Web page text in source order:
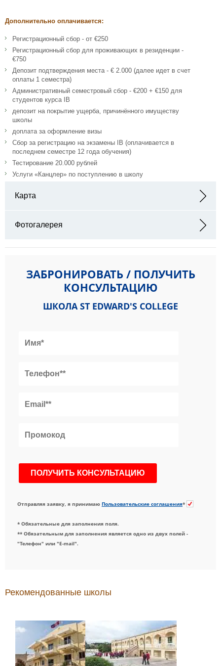
Дополнительно оплачивается:
Регистрационный сбор - от €250
Регистрационный сбор для проживающих в резиденции -
€750
Депозит подтверждения места - € 2.000 (далее идет в счет
оплаты 1 семестра)
Административный семестровый сбор - €200 + €150 для
студентов курса IB
депозит на покрытие ущерба, причинённого имуществу
школы
доплата за оформление визы
Сбор за регистрацию на экзамены IB (оплачивается в
последнем семестре 12 года обучения)
Тестирование 20.000 рублей
Услуги «Канцлер» по поступлению в школу
Карта
Фотогалерея
ЗАБРОНИРОВАТЬ / ПОЛУЧИТЬ
КОНСУЛЬТАЦИЮ
ШКОЛА ST EDWARD'S COLLEGE
Отправляя заявку, я принимаю Пользовательские соглашения*
* Обязательные для заполнения поля.
** Обязательным для заполнения является одно из двух полей -
"Телефон" или "E-mail".
Рекомендованные школы